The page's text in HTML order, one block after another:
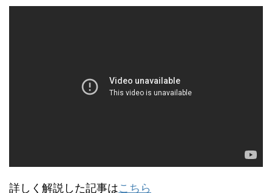
詳しく解説した記事はこちら